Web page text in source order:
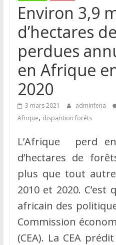
Environ 3,9
d’hectares
perdues
en Afrique
2020
3 mars 2021 adminfena
Afrique, disparition forêts
L’Afrique perd
d’hectares de
plus que tout
2010 et 2020. C’est
africain des
Commission
(CEA). La CEA